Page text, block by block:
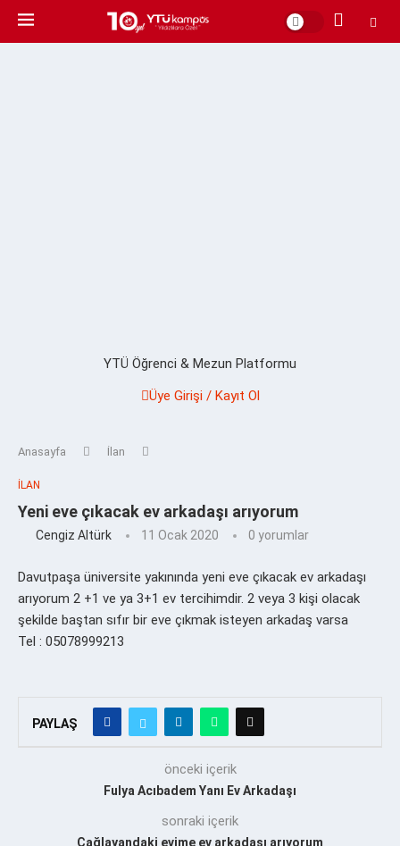
YTÜ Öğrenci & Mezun Platformu
Üye Girişi / Kayıt Ol
Anasayfa İlan
İLAN
Yeni eve çıkacak ev arkadaşı arıyorum
Cengiz Altürk 11 Ocak 2020 0 yorumlar
Davutpaşa üniversite yakınında yeni eve çıkacak ev arkadaşı
arıyorum 2 +1 ve ya 3+1 ev tercihimdir. 2 veya 3 kişi olacak
şekilde baştan sıfır bir eve çıkmak isteyen arkadaş varsa
Tel : 05078999213
PAYLAŞ
önceki içerik
Fulya Acıbadem Yanı Ev Arkadaşı
sonraki içerik
Çağlayandaki evime ev arkadaşı arıyorum